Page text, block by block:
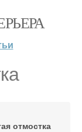
отмостка